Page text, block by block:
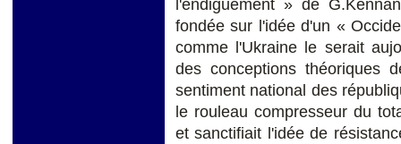
l'endiguement » de
fondée sur l'idée d'un «
comme l'Ukraine le serait
des conceptions théoriques
sentiment national des
le rouleau compresseur du
et sanctifiait l'idée de